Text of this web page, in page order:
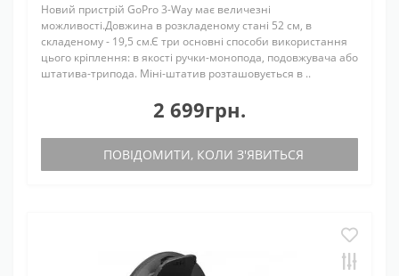
Новий пристрій GoPro 3-Way має величезні
можливості.Довжина в розкладеному стані 52 см, в
складеному - 19,5 см.Є три основні способи використання
цього кріплення: в якості ручки-монопода, подовжувача або
штатива-трипода. Міні-штатив розташовується в ..
2 699грн.
ПОВІДОМИТИ, КОЛИ З'ЯВИТЬСЯ